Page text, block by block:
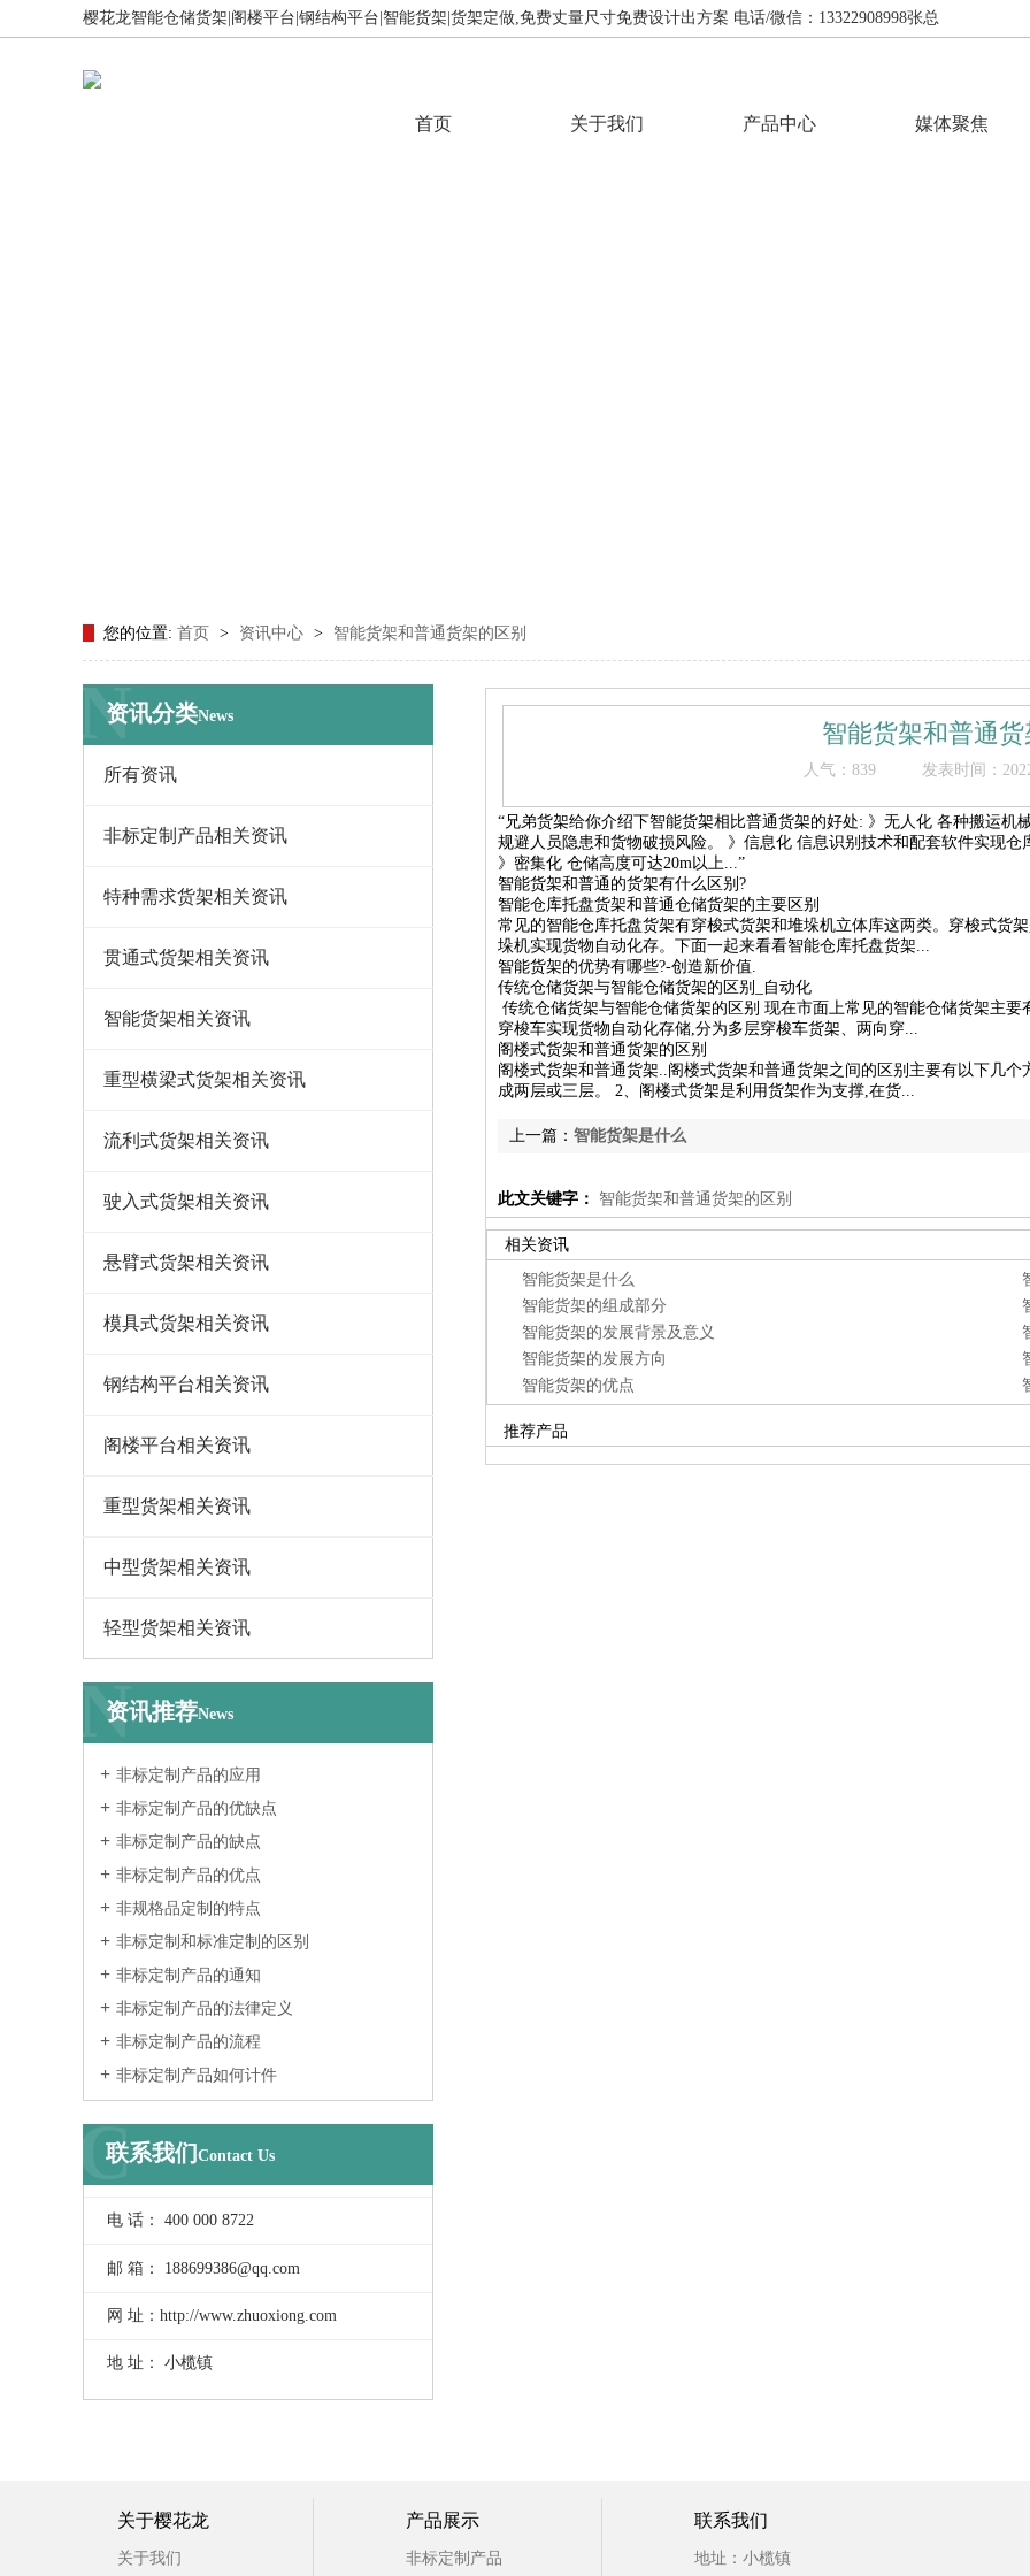
樱花龙智能仓储货架|阁楼平台|钢结构平台|智能货架|货架定做,免费丈量尺寸免费设计出方案 电话/微信：13322908998张总
首页 关于我们 产品中心 媒体聚焦
您的位置: 首页 > 资讯中心 > 智能货架和普通货架的区别
资讯分类News
N
所有资讯
非标定制产品相关资讯
特种需求货架相关资讯
贯通式货架相关资讯
智能货架相关资讯
重型横梁式货架相关资讯
流利式货架相关资讯
驶入式货架相关资讯
悬臂式货架相关资讯
模具式货架相关资讯
钢结构平台相关资讯
阁楼平台相关资讯
重型货架相关资讯
中型货架相关资讯
轻型货架相关资讯
资讯推荐News
N
非标定制产品的应用
非标定制产品的优缺点
非标定制产品的缺点
非标定制产品的优点
非规格品定制的特点
非标定制和标准定制的区别
非标定制产品的通知
非标定制产品的法律定义
非标定制产品的流程
非标定制产品如何计件
联系我们 Contact Us
C
电 话： 400 000 8722
邮 箱： 188699386@qq.com
网 址：http://www.zhuoxiong.com
地 址： 小榄镇
智能货架和普通
人气： 839 发表时间：
“兄弟货架给你介绍下智能货架相比普通货架的好处: 》无人化 各种搬运
规避人员隐患和货物破损风险。 》信息化 信息识别技术和配套软件实现
》密集化 仓储高度可达20m以上...”
智能货架和普通的货架有什么区别?
智能仓库托盘货架和普通仓储货架的主要区别
常见的智能仓库托盘货架有穿梭式货架和堆垛机立体库这两类。穿梭式货
垛机实现货物自动化存。下面一起来看看智能仓库托盘货架...
智能货架的优势有哪些?-创造新价值.
传统仓储货架与智能仓储货架的区别_自动化
传统仓储货架与智能仓储货架的区别 现在市面上常见的智能仓储货架主
穿梭车实现货物自动化存储,分为多层穿梭车货架、两向穿...
阁楼式货架和普通货架的区别
阁楼式货架和普通货架..阁楼式货架和普通货架之间的区别主要有以下几
成两层或三层。 2、阁楼式货架是利用货架作为支撑,在货...
上一篇： 智能货架是什么
此文关键字： 智能货架和普通货架的区别
相关资讯
智能货架是什么
智能货架的组成部分
智能货架的发展背景及意义
智能货架的发展方向
智能货架的优点
推荐产品
关于樱花龙
关于我们
产品展示
非标定制产品
联系我们
地址：小榄镇